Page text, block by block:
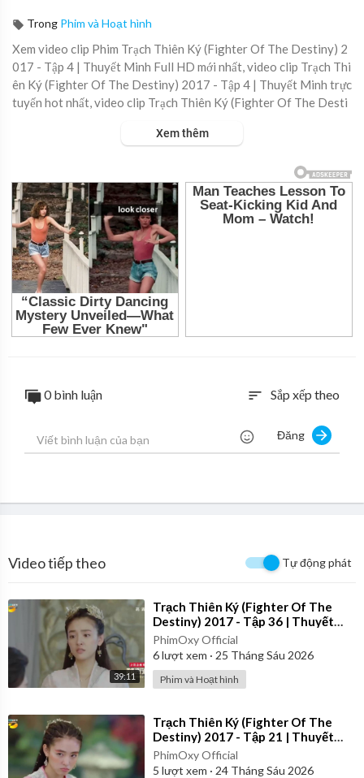
Trong Phim và Hoạt hình
Xem video clip Phim Trạch Thiên Ký (Fighter Of The Destiny) 2
017 - Tập 4 | Thuyết Minh Full HD mới nhất, video clip Trạch Thi
ên Ký (Fighter Of The Destiny) 2017 - Tập 4 | Thuyết Minh trực
tuyến hot nhất, video clip Trạch Thiên Ký (Fighter Of The Desti
Xem thêm
0 bình luận sort Sắp xếp theo
Đăng
Video tiếp theo Tự động phát
39:11
⁣Trạch Thiên Ký (Fighter Of The
Destiny) 2017 - Tập 36 | Thuyết
Minh
PhimOxy Official
6lượt xem · 25 Tháng Sáu 2026
Phim và Hoạt hình
⁣Trạch Thiên Ký (Fighter Of The
Destiny) 2017 - Tập 21 | Thuyết
Minh
PhimOxy Official
5 lượt xem · 24 Tháng Sáu 2026